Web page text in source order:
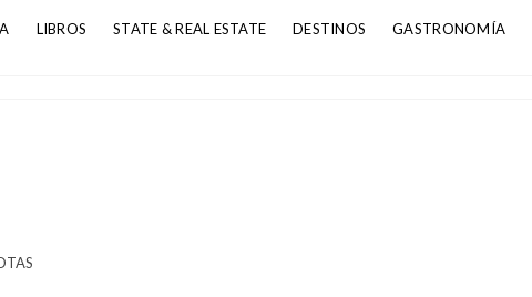
LIBROS STATE & REAL ESTATE DESTINOS GASTRONOMÍA